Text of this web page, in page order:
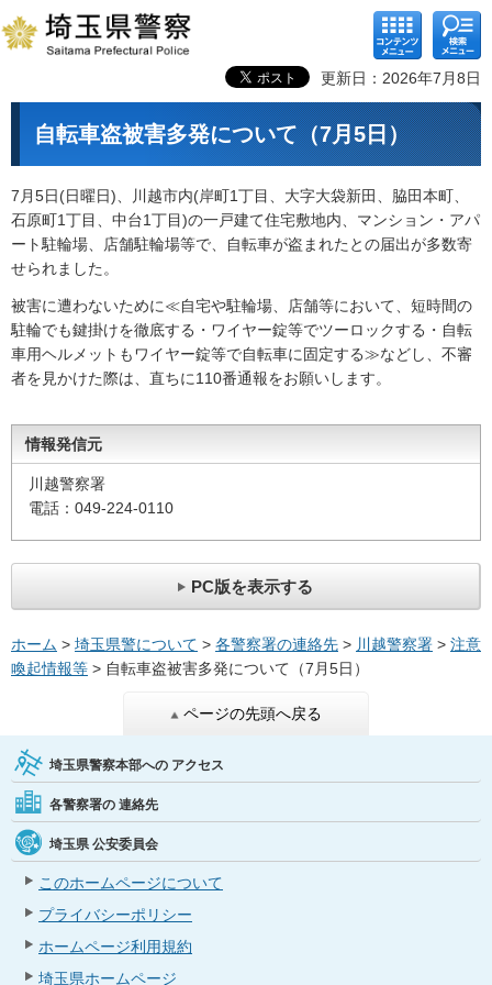
コンテ
ンツメ
ニュー
検索メ
ニュー
更新日：2026年7月8日
自転車盗被害多発について（7月5日）
7月5日(日曜日)、川越市内(岸町1丁目、大字大袋新田、脇田本町、
石原町1丁目、中台1丁目)の一戸建て住宅敷地内、マンション・アパ
ート駐輪場、店舗駐輪場等で、自転車が盗まれたとの届出が多数寄
せられました。
被害に遭わないために≪自宅や駐輪場、店舗等において、短時間の
駐輪でも鍵掛けを徹底する・ワイヤー錠等でツーロックする・自転
車用ヘルメットもワイヤー錠等で自転車に固定する≫などし、不審
者を見かけた際は、直ちに110番通報をお願いします。
情報発信元
川越警察署
電話：049-224-0110
PC版を表示する
ホーム > 埼玉県警について > 各警察署の連絡先 > 川越警察署 > 注意
喚起情報等 > 自転車盗被害多発について（7月5日）
ページの先頭へ戻る
埼玉県警察本部への アクセス
各警察署の 連絡先
埼玉県 公安委員会
このホームページについて
プライバシーポリシー
ホームページ利用規約
埼玉県ホームページ